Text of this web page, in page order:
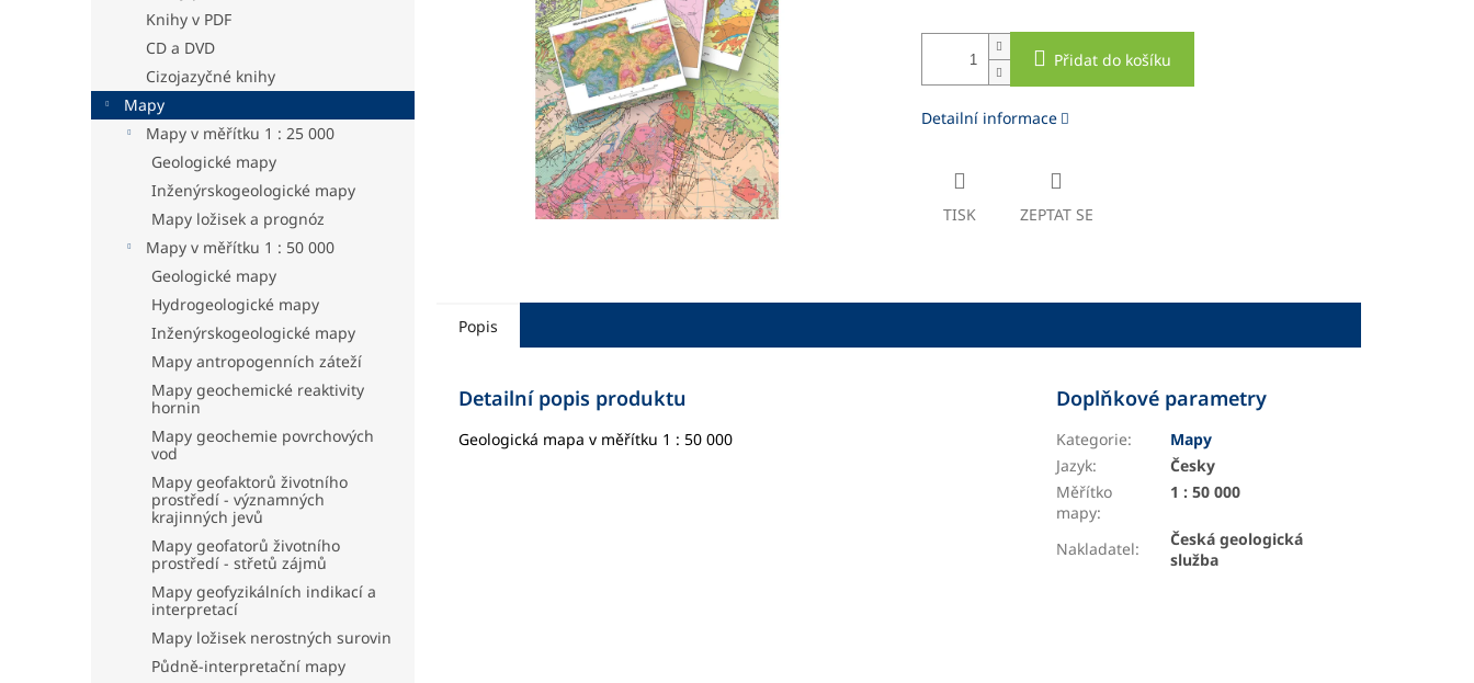
l
Knihy v PDF
CD a DVD
Cizojazyčné knihy
Mapy
Mapy v měřítku 1 : 25 000
Geologické mapy
Inženýrskogeologické mapy
Mapy ložisek a prognóz
Mapy v měřítku 1 : 50 000
Geologické mapy
Hydrogeologické mapy
Inženýrskogeologické mapy
Mapy antropogenních záteží
Mapy geochemické reaktivity
hornin
Mapy geochemie povrchových
vod
Mapy geofaktorů životního
prostředí - významných
krajinných jevů
Mapy geofatorů životního
prostředí - střetů zájmů
Mapy geofyzikálních indikací a
interpretací
Mapy ložisek nerostných surovin
Půdně-interpretační mapy
Přidat do košíku
Detailní informace
TISK ZEPTAT SE
Popis
Detailní popis produktu
Geologická mapa v měřítku 1 : 50 000
Doplňkové parametry
Kategorie:
Mapy
Jazyk:
Česky
Měřítko
mapy:
1 : 50 000
Nakladatel:
Česká geologická
služba